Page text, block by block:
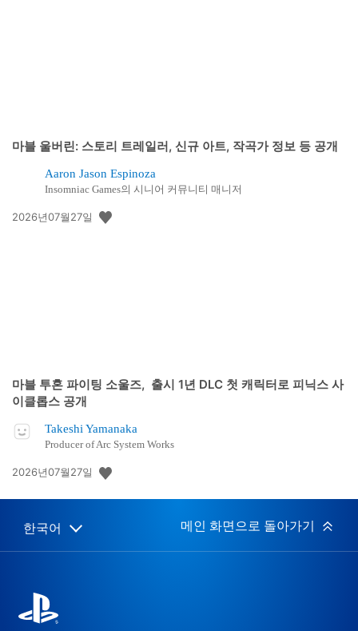
마블 울버린: 스토리 트레일러, 신규 아트, 작곡가 정보 등 공개
Aaron Jason Espinoza
Insomniac Games의 시니어 커뮤니티 매니저
공
2026년07월27일
마블 투혼 파이팅 소울즈, 출시 1년 DLC 첫 캐릭터로 피닉스 사
이클롭스 공개
Takeshi Yamanaka
Producer of Arc System Works
공
일:
2026년07월27일
Select
Current
한국어 메인 화면으로 돌아가기